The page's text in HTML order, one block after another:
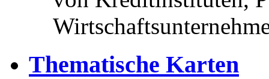
Thematische Karten